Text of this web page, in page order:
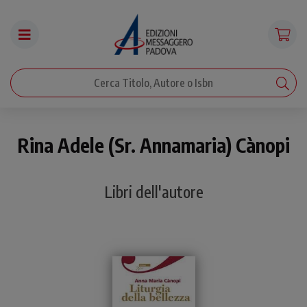
Rina Adele (Sr. Annamaria) Cànopi
Libri dell'autore